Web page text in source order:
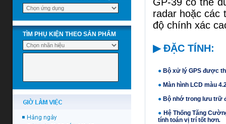
TÌM PHỤ KIỆN THEO SẢN PHẨM
radar hoặc các
độ chính xác
▶ ĐẶC TÍNH:
● Bộ xử lý GPS được
● Màn hình LCD màu
● Bộ nhớ trong lưu trữ
● Hệ Thống Tăng
tính toán vị trí tốt hơn.